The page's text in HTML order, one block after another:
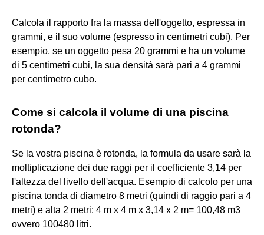
Calcola il rapporto fra la massa dell'oggetto, espressa in
grammi, e il suo volume (espresso in centimetri cubi). Per
esempio, se un oggetto pesa 20 grammi e ha un volume
di 5 centimetri cubi, la sua densità sarà pari a 4 grammi
per centimetro cubo.
Come si calcola il volume di una piscina
rotonda?
Se la vostra piscina è rotonda, la formula da usare sarà la
moltiplicazione dei due raggi per il coefficiente 3,14 per
l'altezza del livello dell'acqua. Esempio di calcolo per una
piscina tonda di diametro 8 metri (quindi di raggio pari a 4
metri) e alta 2 metri: 4 m x 4 m x 3,14 x 2 m= 100,48 m3
ovvero 100480 litri.